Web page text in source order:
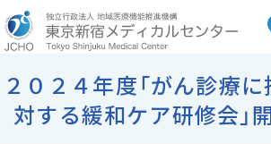
２０２４年度「がん診療
対する緩和ケア研修会」